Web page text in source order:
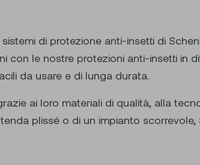
sistemi di protezione anti-insetti di
con le nostre protezioni anti-insetti in
da usare e di lunga durata.
ai loro materiali di qualità, alla
plissé o di un impianto